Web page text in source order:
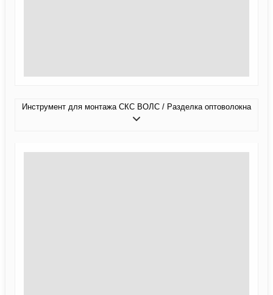
Инструмент для монтажа СКС ВОЛС / Разделка оптоволокна